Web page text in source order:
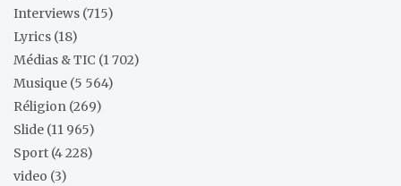
Interviews (715)
Lyrics (18)
Médias & TIC (1 702)
Musique (5 564)
Réligion (269)
Slide (11 965)
Sport (4 228)
video (3)